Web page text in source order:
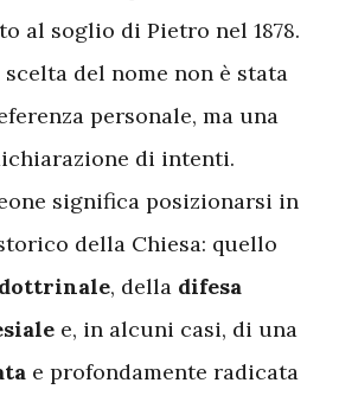
al soglio di Pietro nel 1878.
del nome non è stata
personale, ma una
di intenti.
significa posizionarsi in
della Chiesa: quello
, della difesa
e, in alcuni casi, di una
e profondamente radicata